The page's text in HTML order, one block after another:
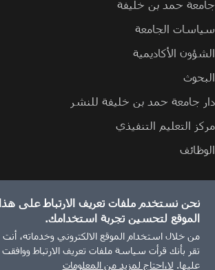
جامعة حمد بن خليفة
سياسات الجامعة
الشؤون الأكاديمية
البحوث
دار جامعة حمد بن خليفة للنشر
مركز التعليم التنفيذي
الوظائف
الإبلاغ عن مشكلةسياسة ملفات تعريف الارتباط
نحن نستخدم ملفات تعريف الارتباط على هذا
الموقع لتحسين تجربة استخدامك.
من خلال استخدام الموقع الالكتروني وخدماته، أنت
تقر بأنك قرأت سياسة ملفات تعريف الارتباط ووافقت
عليها. لا،احتاج لمزيد من المعلومات